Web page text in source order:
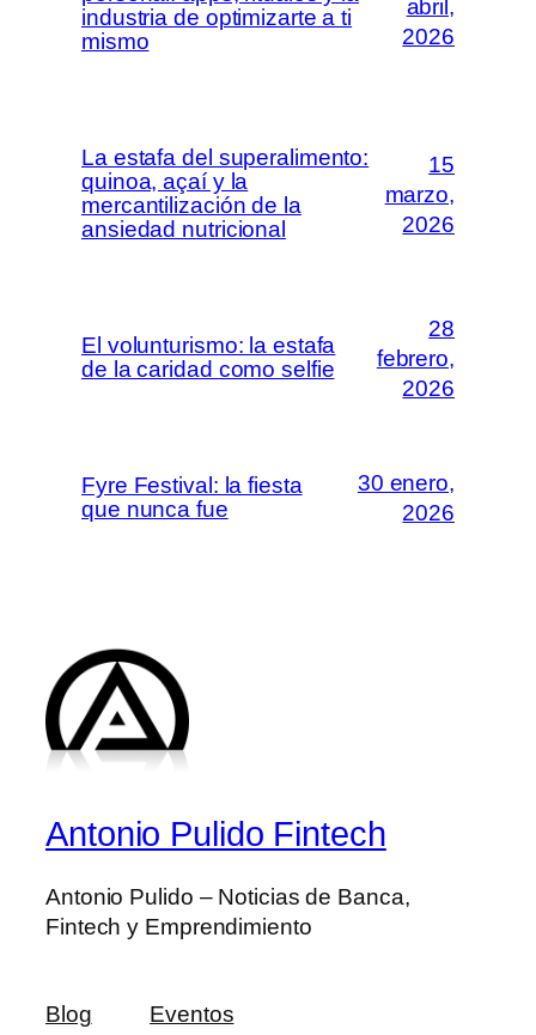
industria de optimizarte a ti
mismo
abril,
2026
La estafa del superalimento:
quinoa, açaí y la
mercantilización de la
ansiedad nutricional
15
marzo,
2026
El volunturismo: la estafa
de la caridad como selfie
28
febrero,
2026
Fyre Festival: la fiesta
que nunca fue
30 enero,
2026
Antonio Pulido Fintech
Antonio Pulido – Noticias de Banca,
Fintech y Emprendimiento
Blog
Eventos